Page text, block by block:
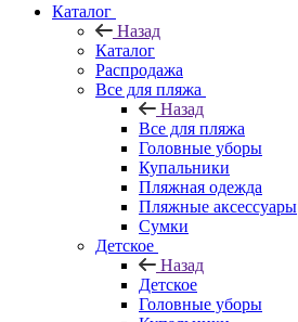
Каталог
Назад
Каталог
Распродажа
Все для пляжа
Назад
Все для пляжа
Головные уборы
Купальники
Пляжная одежда
Пляжные аксессуары
Сумки
Детское
Назад
Детское
Головные уборы